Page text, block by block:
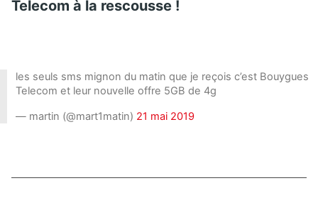
Telecom à la rescousse !
les seuls sms mignon du matin que je reçois c’est Bouygues
Telecom et leur nouvelle offre 5GB de 4g
— martin (@mart1matin) 21 mai 2019